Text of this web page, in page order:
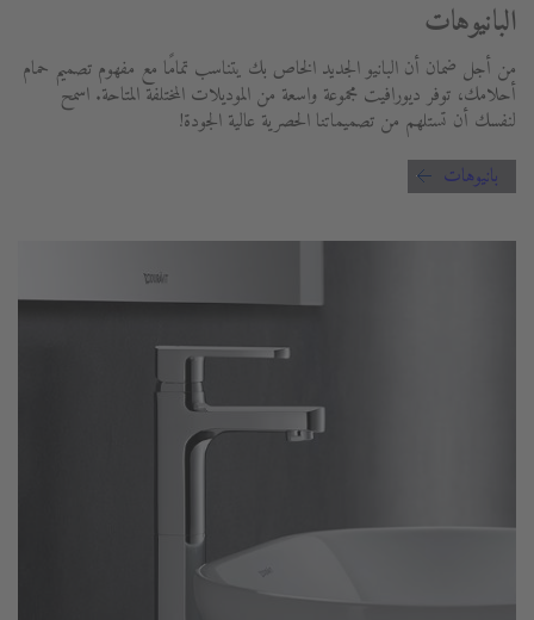
البانيوهات
من أجل ضمان أن البانيو الجديد الخاص بك يتناسب تمامًا مع مفهوم تصميم حمام
أحلامك، توفر ديورافيت مجموعة واسعة من الموديلات المختلفة المتاحة. اسمح
لنفسك أن تستلهم من تصميماتنا الحصرية عالية الجودة!
بانيوهات